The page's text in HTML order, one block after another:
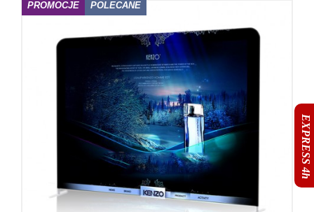
EXPRESS 4h
PROMOCJE POLECANE